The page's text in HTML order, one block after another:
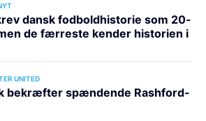
dansk fodboldhistorie som 20-
de færreste kender historien i
UNITED
bekræfter spændende Rashford-